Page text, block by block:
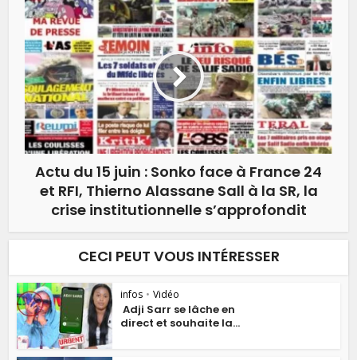
Actu du 15 juin : Sonko face à France 24
et RFI, Thierno Alassane Sall à la SR, la
crise institutionnelle s’approfondit
CECI PEUT VOUS INTÉRESSER
infos • Vidéo
Adji Sarr se lâche en
direct et souhaite la...